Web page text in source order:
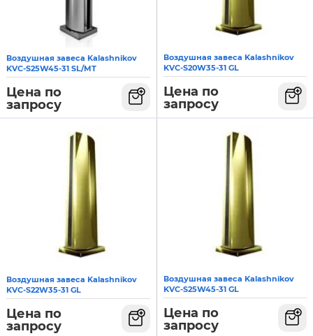
Воздушная завеса Kalashnikov
KVC-S25W45-31 SL/MT
Цена по
запросу
Воздушная завеса Kalashnikov
KVC-S20W35-31 GL
Цена по
запросу
Воздушная завеса Kalashnikov
KVC-S22W35-31 GL
Цена по
запросу
Воздушная завеса Kalashnikov
KVC-S25W45-31 GL
Цена по
запросу